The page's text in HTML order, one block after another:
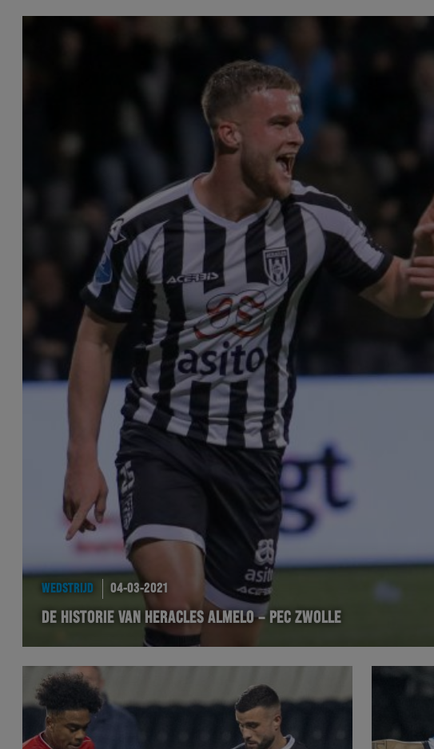
WEDSTRIJD 04-03-2021
DE HISTORIE VAN HERACLES ALMELO – PEC ZWOLLE